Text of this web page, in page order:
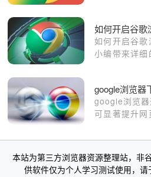
如何开启谷歌
如何开启谷
小编带来详
google浏览器
可显著提升网
本站为第三方浏览器资源整理站，非
供软件仅为个人学习测试使用，请